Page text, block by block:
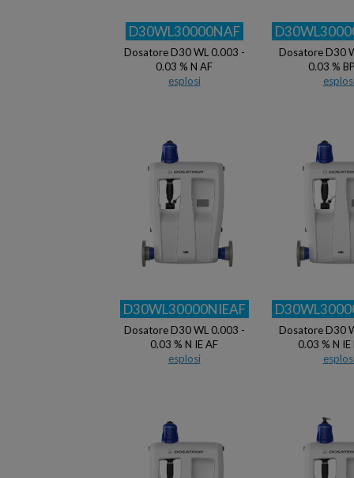
D30WL30000NAF
Dosatore D30 WL 0.003 -
0.03 % N AF
esplosi
Dosatore D30
0.03 %
D30WL30000NIEAF
Dosatore D30 WL 0.003 -
0.03 % N IE AF
esplosi
Dosatore D30
0.03 % N IE